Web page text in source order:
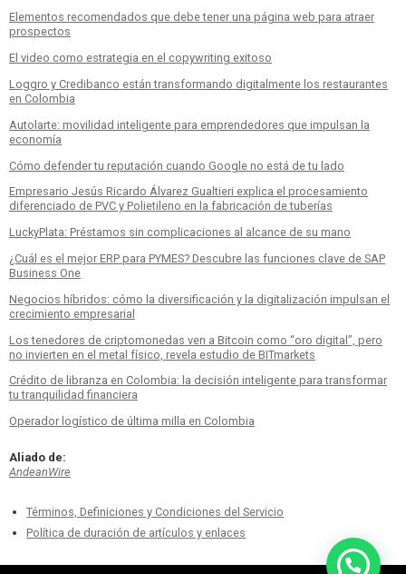
Elementos recomendados que debe tener una página web para atraer
prospectos
El video como estrategia en el copywriting exitoso
Loggro y Credibanco están transformando digitalmente los restaurantes
en Colombia
Autolarte: movilidad inteligente para emprendedores que impulsan la
economía
Cómo defender tu reputación cuando Google no está de tu lado
Empresario Jesús Ricardo Álvarez Gualtieri explica el procesamiento
diferenciado de PVC y Polietileno en la fabricación de tuberías
LuckyPlata: Préstamos sin complicaciones al alcance de su mano
¿Cuál es el mejor ERP para PYMES? Descubre las funciones clave de SAP
Business One
Negocios híbridos: cómo la diversificación y la digitalización impulsan el
crecimiento empresarial
Los tenedores de criptomonedas ven a Bitcoin como “oro digital”, pero
no invierten en el metal físico, revela estudio de BITmarkets
Crédito de libranza en Colombia: la decisión inteligente para transformar
tu tranquilidad financiera
Operador logístico de última milla en Colombia
Aliado de:
AndeanWire
Términos, Definiciones y Condiciones del Servicio
Política de duración de artículos y enlaces